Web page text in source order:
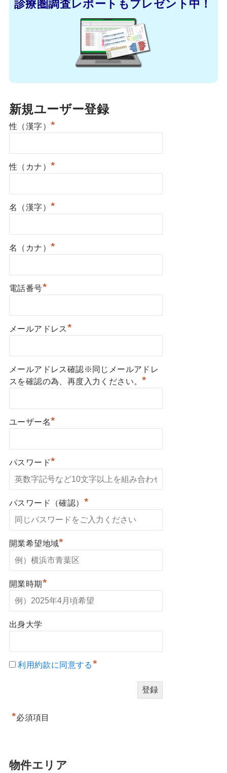
新規ユーザー登録
性（漢字） *
性（カナ） *
名（漢字） *
名（カナ） *
電話番号*
メールアドレス*
メールアドレス確認※同じメールアドレ
スを確認の為、再度入力ください。*
ユーザー名*
パスワード*
パスワード（確認） *
開業希望地域*
開業時期*
出身大学
利用約款に同意する*
*必須項目
物件エリア